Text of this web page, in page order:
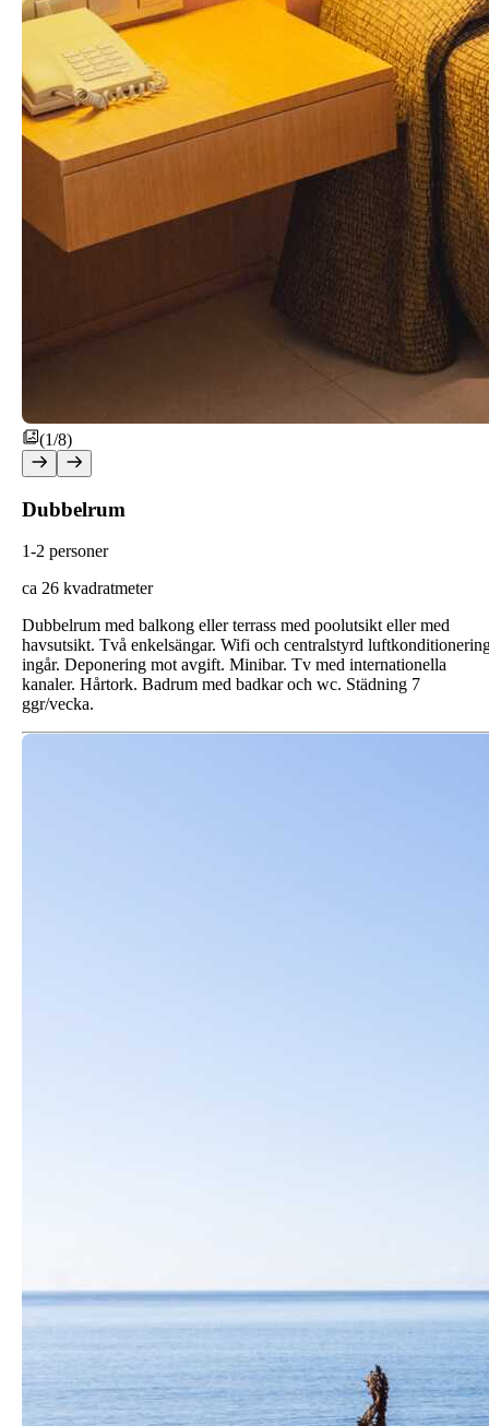
(1/8)
Dubbelrum
1-2 personer
ca 26 kvadratmeter
Dubbelrum med balkong eller terrass med poolutsikt eller med
havsutsikt. Två enkelsängar. Wifi och centralstyrd
ingår. Deponering mot avgift. Minibar. Tv med internationella
kanaler. Hårtork. Badrum med badkar och wc. Städning 7
ggr/vecka.